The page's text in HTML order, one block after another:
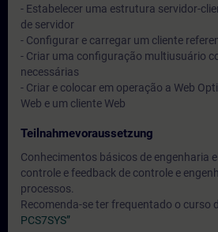
- Estabelecer uma estrutura servidor-
de servidor
- Configurar e carregar um cliente
- Criar uma configuração multiusuário
necessárias
- Criar e colocar em operação a Web
Web e um cliente Web
Teilnahmevoraussetzung
Conhecimentos básicos de engenharia
controle e feedback de controle e
processos.
Recomenda-se ter frequentado o curso
PCS7SYS”